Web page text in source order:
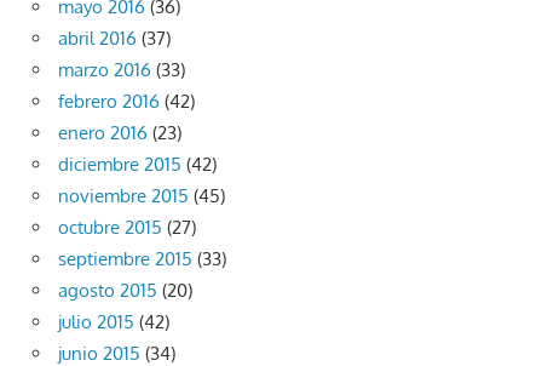
mayo 2016 (36)
abril 2016 (37)
marzo 2016 (33)
febrero 2016 (42)
enero 2016 (23)
diciembre 2015 (42)
noviembre 2015 (45)
octubre 2015 (27)
septiembre 2015 (33)
agosto 2015 (20)
julio 2015 (42)
junio 2015 (34)